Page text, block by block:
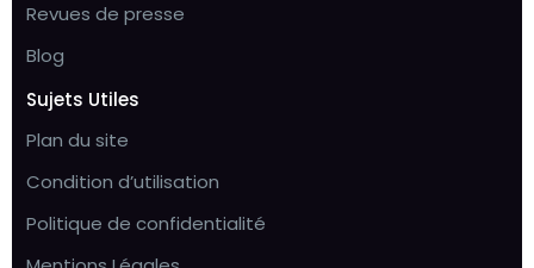
Revues de presse
Blog
Sujets Utiles
Plan du site
Condition d’utilisation
Politique de confidentialité